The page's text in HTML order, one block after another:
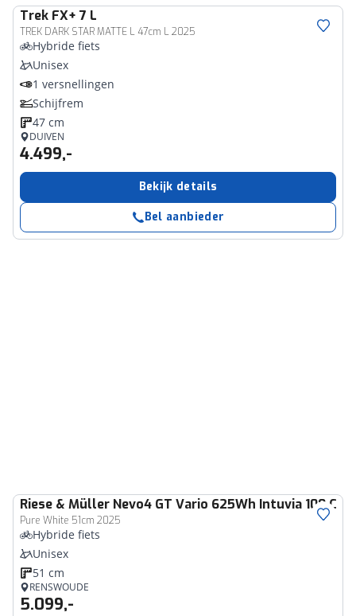
Trek FX+ 7 L
TREK DARK STAR MATTE L 47cm L 2025
Hybride fiets
Unisex
1 versnellingen
Schijfrem
47 cm
DUIVEN
4.499,-
Bekijk details
Bel aanbieder
Riese & Müller Nevo4 GT Vario 625Wh Intuvia 100
Pure White 51cm 2025
Hybride fiets
Unisex
51 cm
RENSWOUDE
5.099,-